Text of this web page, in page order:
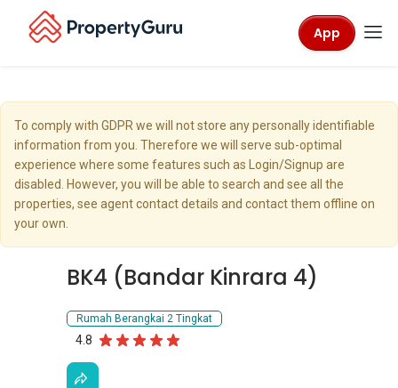
App
To comply with GDPR we will not store any personally identifiable
information from you. Therefore we will serve sub-optimal
experience where some features such as Login/Signup are
disabled. However, you will be able to search and see all the
properties, see agent contact details and contact them offline on
your own.
BK4 (Bandar Kinrara 4)
Rumah Berangkai 2 Tingkat
4.8